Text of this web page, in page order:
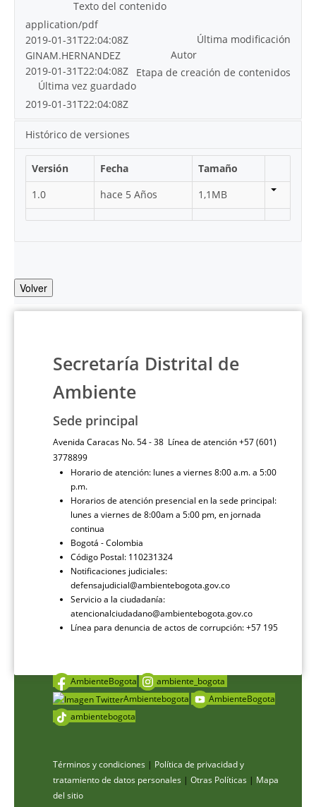
Texto del contenido
application/pdf
Última modificación
2019-01-31T22:04:08Z
Autor
GINAM.HERNANDEZ
Etapa de creación de contenidos
2019-01-31T22:04:08Z
Última vez guardado
2019-01-31T22:04:08Z
Histórico de versiones
Versión Fecha
Tamaño
1.0
hace 5 Años 1,1MB
Volver
Secretaría Distrital de
Ambiente
Sede principal
Avenida Caracas No. 54 - 38 Línea de atención +57 (601)
3778899
Horario de atención: lunes a viernes 8:00 a.m. a 5:00
p.m.
Horarios de atención presencial en la sede principal:
lunes a viernes de 8:00am a 5:00 pm, en jornada
continua
Bogotá - Colombia
Código Postal: 110231324
Notificaciones judiciales:
defensajudicial@ambientebogota.gov.co
Servicio a la ciudadanía:
atencionalciudadano@ambientebogota.gov.co
Línea para denuncia de actos de corrupción: +57 195
AmbienteBogota
ambiente_bogota
Ambientebogota
AmbienteBogota
ambientebogota
Términos y condiciones | Política de privacidad y
tratamiento de datos personales | Otras Políticas | Mapa
del sitio